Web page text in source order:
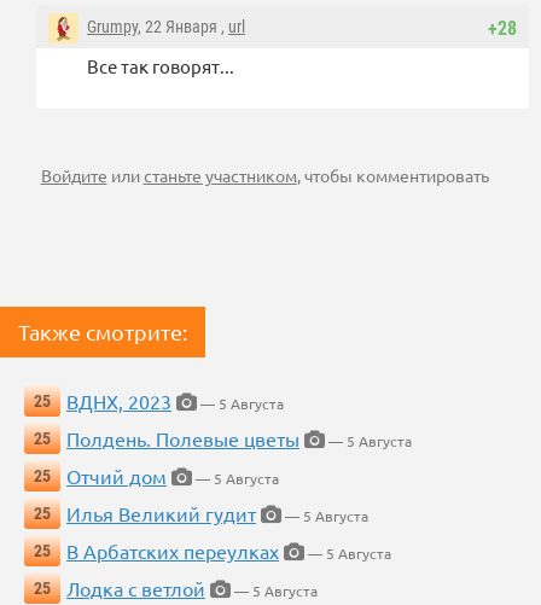
+28
Grumpy, 22 Января , url
Все так говорят...
Войдите илистаньте участником, чтобы комментировать
Также смотрите:
25 ВДНХ, 2023
— 5 Августа
25
Полдень. Полевые цветы
— 5 Августа
25
Отчий дом
— 5 Августа
25
Илья Великий гудит
— 5 Августа
25
В Арбатских переулках
— 5 Августа
25
Лодка с ветлой
— 5 Августа